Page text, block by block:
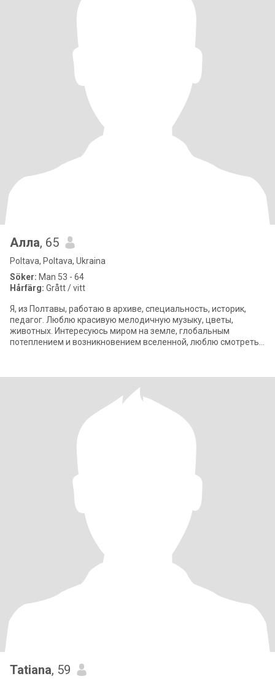
Алла, 65
Poltava, Poltava, Ukraina
Söker: Man 53 - 64
Hårfärg: Grått / vitt
Я, из Полтавы, работаю в архиве, специальность, историк,
педагог. Люблю красивую мелодичную музыку, цветы,
животных. Интересуюсь миром на земле, глобальным
потеплением и возникновением вселенной, люблю смотреть
Tatiana, 59